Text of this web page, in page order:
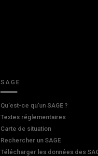
SAGE
Qu'est-ce qu'un SAGE ?
Textes réglementaires
Carte de situation
Rechercher un SAGE
Télécharger les données des